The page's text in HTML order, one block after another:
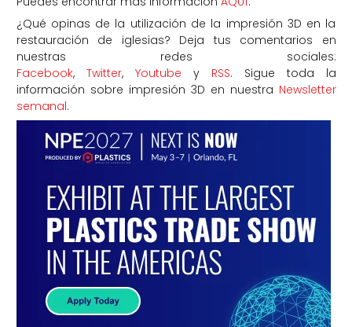
¿Qué opinas de la utilización de la impresión 3D en la
restauración de iglesias? Deja tus comentarios en
nuestras redes sociales:
Facebook, Twitter, Youtube y RSS. Sigue toda la
información sobre impresión 3D en nuestra Newsletter
semanal.